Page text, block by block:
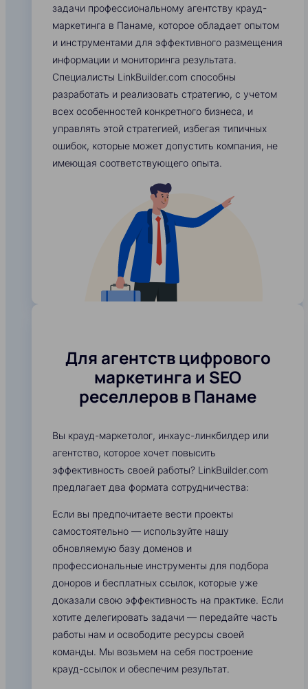
задачи профессиональному агентству крауд-
маркетинга в Панаме, которое обладает опытом
и инструментами для эффективного размещения
информации и мониторинга результата.
Специалисты LinkBuilder.com способны
разработать и реализовать стратегию, с учетом
всех особенностей конкретного бизнеса, и
управлять этой стратегией, избегая типичных
ошибок, которые может допустить компания, не
имеющая соответствующего опыта.
Для агентств цифрового
маркетинга и SEO
реселлеров в Панаме
Вы крауд-маркетолог, инхаус-линкбилдер или
агентство, которое хочет повысить
эффективность своей работы? LinkBuilder.com
предлагает два формата сотрудничества:
Если вы предпочитаете вести проекты
самостоятельно — используйте нашу
обновляемую базу доменов и
профессиональные инструменты для подбора
доноров и бесплатных ссылок, которые уже
доказали свою эффективность на практике. Если
хотите делегировать задачи — передайте часть
работы нам и освободите ресурсы своей
команды. Мы возьмем на себя построение
крауд-ссылок и обеспечим результат.